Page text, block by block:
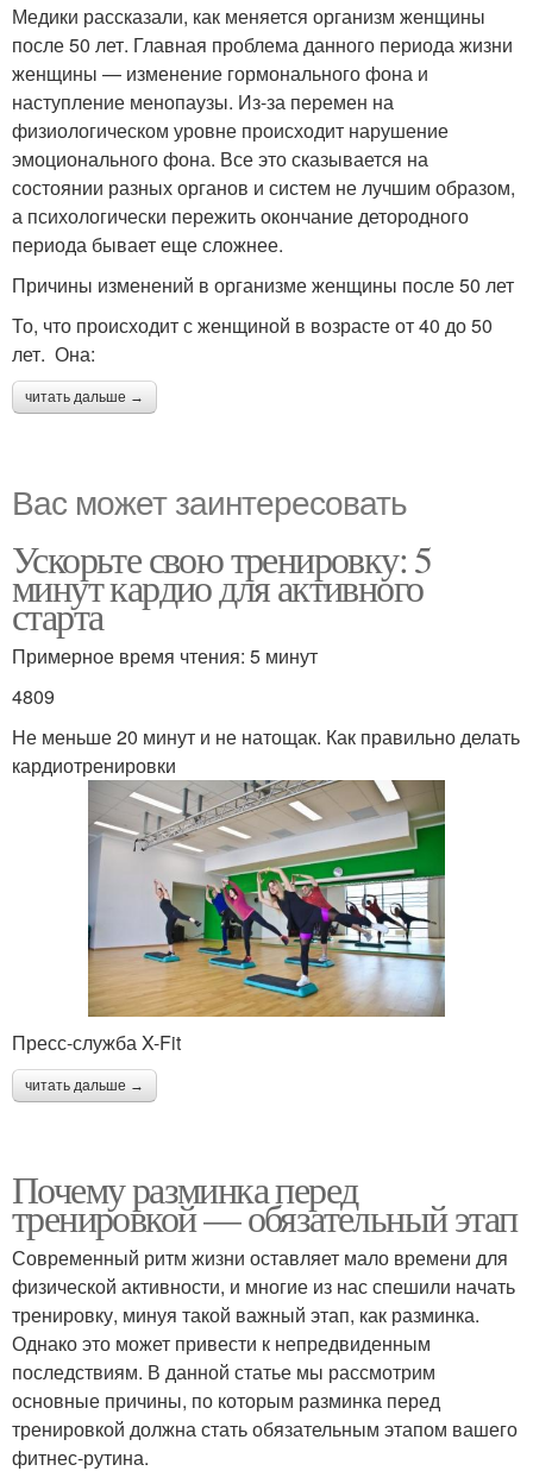
Медики рассказали, как меняется организм женщины
после 50 лет. Главная проблема данного периода жизни
женщины — изменение гормонального фона и
наступление менопаузы. Из-за перемен на
физиологическом уровне происходит нарушение
эмоционального фона. Все это сказывается на
состоянии разных органов и систем не лучшим образом,
а психологически пережить окончание детородного
периода бывает еще сложнее.
Причины изменений в организме женщины после 50 лет
То, что происходит с женщиной в возрасте от 40 до 50
лет. Она:
читать дальше →
Вас может заинтересовать
Ускорьте свою тренировку: 5
минут кардио для активного
старта
Примерное время чтения: 5 минут
4809
Не меньше 20 минут и не натощак. Как правильно делать
кардиотренировки
Пресс-служба X-Fit
читать дальше →
Почему разминка перед
тренировкой — обязательный этап
Современный ритм жизни оставляет мало времени для
физической активности, и многие из нас спешили начать
тренировку, минуя такой важный этап, как разминка.
Однако это может привести к непредвиденным
последствиям. В данной статье мы рассмотрим
основные причины, по которым разминка перед
тренировкой должна стать обязательным этапом вашего
фитнес-рутина.